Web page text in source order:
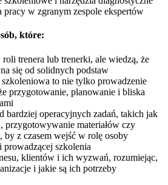
pracy w zgranym zespole ekspertów
które:
trenera lub trenerki, ale wiedzą, że
się od solidnych podstaw
szkoleniowa to nie tylko prowadzenie
przygotowanie, planowanie i bliska
bardziej operacyjnych zadań, takich jak
przygotowywanie materiałów czy
by z czasem wejść w rolę osoby
prowadzącej szkolenia
klientów i ich wyzwań, rozumiejąc,
i jakie są ich potrzeby